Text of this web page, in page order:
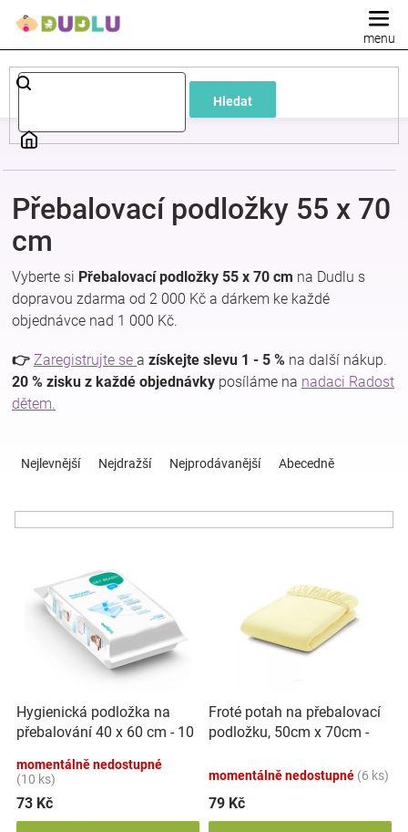
Hledat
Dětské
a
kojenecké
oblečení
kojenecká
výbava
Hračky
oblečení
Novinky
Přebalovací podložky 55 x 70
cm
Vyberte si Přebalovací podložky 55 x 70 cm na Dudlu s
dopravou zdarma od 2 000 Kč a dárkem ke každé
objednávce nad 1 000 Kč.
👉 Zaregistrujte se a získejte slevu 1 - 5 % na další nákup.
20 % zisku z každé objednávky posíláme na nadaci Radost
dětem.
ů
Nejlevnější Nejdražší Nejprodávanější Abecedně
o
d
u
k
ů
Hygienická podložka na
přebalování 40 x 60 cm - 10
momentálně nedostupné
(10 ks)
73 Kč
Froté potah na přebalovací
podložku, 50cm x 70cm -
momentálně nedostupné (6 ks)
79 Kč